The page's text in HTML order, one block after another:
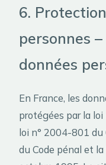
6.
personnes
données
En France, les
protégées par la
loi n° 2004-801 du
du Code pénal et